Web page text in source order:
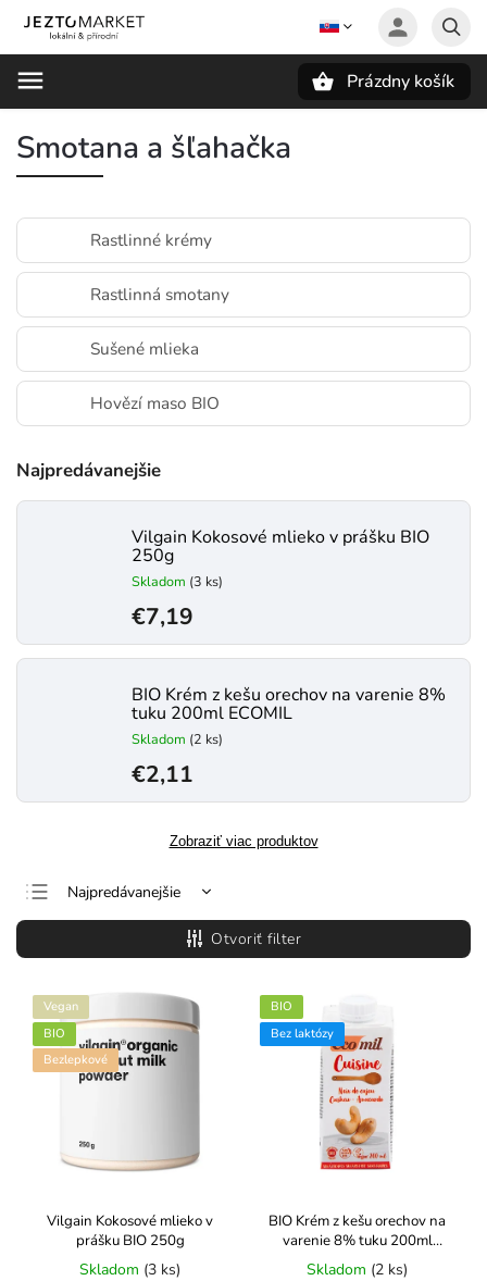
Prázdny košík
Smotana a šľahačka
Rastlinné krémy
Rastlinná smotany
Sušené mlieka
Hovězí maso BIO
Najpredávanejšie
Vilgain Kokosové mlieko v prášku BIO
250g
Skladom (3 ks)
€7,19
BIO Krém z kešu orechov na varenie 8%
tuku 200ml ECOMIL
Skladom (2 ks)
€2,11
Zobraziť viac produktov
Najpredávanejšie
Najlacnejšie
Najdrahšie
Abecedne
Otvoriť filter
Vegan
BIO
Bezlepkové
Vilgain Kokosové mlieko v
prášku BIO 250g
Skladom (3 ks)
BIO
Bez laktózy
BIO Krém z kešu orechov na
varenie 8% tuku 200ml
ECOMIL
Skladom (2 ks)